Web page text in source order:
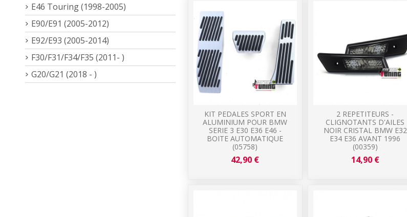
KIT PEDALES SPORT EN
ALUMINIUM POUR BMW
SERIE 3 E30 E36 E46 -
BOITE AUTOMATIQUE
(05758)
42,90 €
2 REPETITEURS -
CLIGNOTANTS D'AILES
NOIR CRISTAL BMW E32
E34 E36 AVANT 1996
(00359)
14,90 €
E46 Touring (1998-2005)
E90/E91 (2005-2012)
E92/E93 (2005-2014)
F30/F31/F34/F35 (2011- )
G20/G21 (2018 - )